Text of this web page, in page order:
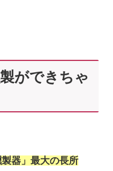
ができちゃ
製器」最大の長所